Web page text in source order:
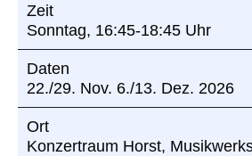
Zeit
Sonntag, 16:45-18:45 Uhr
Daten
22./29. Nov. 6./13. Dez. 2026
Ort
Konzertraum Horst,